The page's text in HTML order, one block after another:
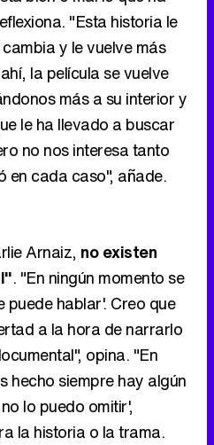
"Esta historia le
y le vuelve más
la película se vuelve
más a su interior y
le ha llevado a buscar
no nos interesa tanto
en cada caso", añade.
Arnaiz, no existen
. "En ningún momento se
puede hablar'. Creo que
a la hora de narrarlo
opina. "En
hecho siempre hay algún
lo puedo omitir',
la historia o la trama.